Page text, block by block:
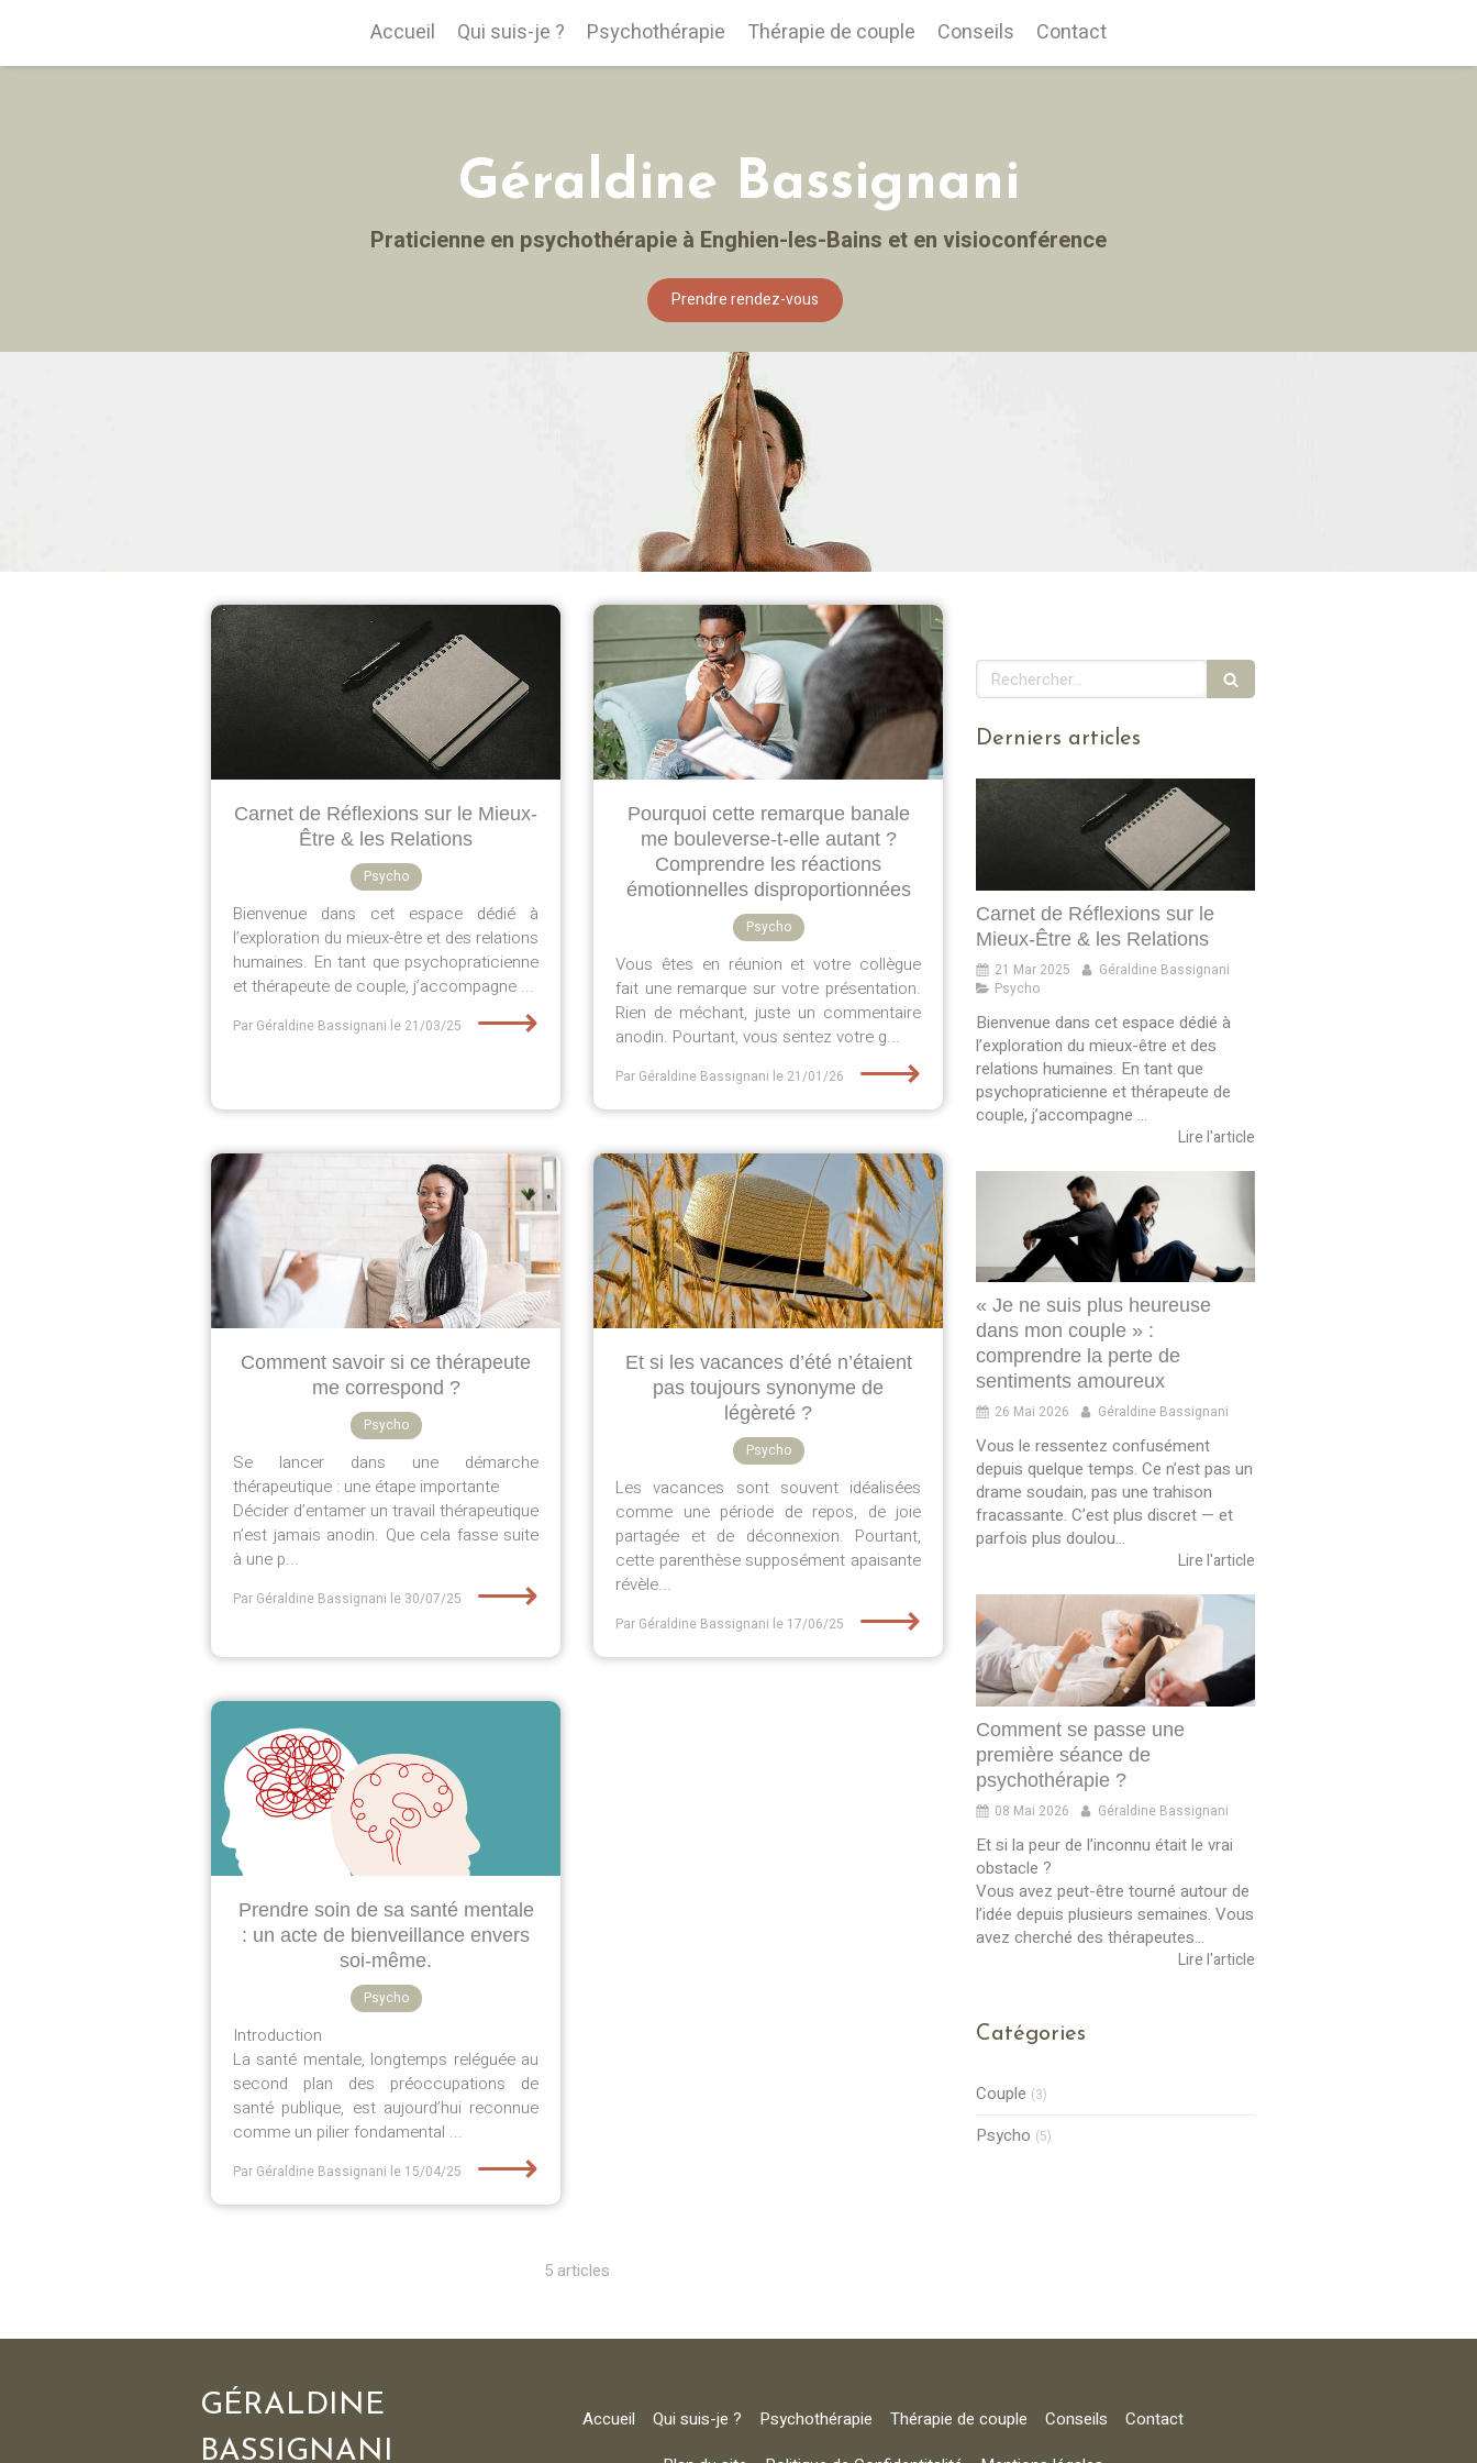
Accueil Qui suis-je ? Psychothérapie Thérapie de couple Conseils Contact
Géraldine Bassignani
Praticienne en psychothérapie à Enghien-les-Bains et en visioconférence
Prendre rendez-vous
Carnet de Réflexions sur le Mieux-
Être & les Relations
Psycho
Bienvenue dans cet espace dédié à
l’exploration du mieux-être et des relations
humaines. En tant que psychopraticienne
et thérapeute de couple, j’accompagne ...
Par Géraldine Bassignani le 21/03/25 ⟶
Pourquoi cette remarque banale
me bouleverse-t-elle autant ?
Comprendre les réactions
émotionnelles disproportionnées
Psycho
Vous êtes en réunion et votre collègue
fait une remarque sur votre présentation.
Rien de méchant, juste un commentaire
anodin. Pourtant, vous sentez votre g...
Par Géraldine Bassignani le 21/01/26 ⟶
Comment savoir si ce thérapeute
me correspond ?
Psycho
Se lancer dans une démarche
thérapeutique : une étape importante
Décider d’entamer un travail thérapeutique
n’est jamais anodin. Que cela fasse suite
à une p...
Par Géraldine Bassignani le 30/07/25 ⟶
Et si les vacances d’été n’étaient
pas toujours synonyme de
légèreté ?
Psycho
Les vacances sont souvent idéalisées
comme une période de repos, de joie
partagée et de déconnexion. Pourtant,
cette parenthèse supposément apaisante
révèle...
Par Géraldine Bassignani le 17/06/25 ⟶
Prendre soin de sa santé mentale
: un acte de bienveillance envers
soi-même.
Psycho
Introduction
La santé mentale, longtemps reléguée au
second plan des préoccupations de
santé publique, est aujourd’hui reconnue
comme un pilier fondamental ...
Par Géraldine Bassignani le 15/04/25 ⟶
5 articles
Rechercher
Derniers articles
Carnet de Réflexions sur le
Mieux-Être & les Relations
21 Mar 2025
Géraldine Bassignani
Psycho
Bienvenue dans cet espace dédié à
l’exploration du mieux-être et des
relations humaines. En tant que
psychopraticienne et thérapeute de
couple, j’accompagne ...
Lire l'article
« Je ne suis plus heureuse
dans mon couple » :
comprendre la perte de
sentiments amoureux
26 Mai 2026 Géraldine Bassignani
Vous le ressentez confusément
depuis quelque temps. Ce n’est pas un
drame soudain, pas une trahison
fracassante. C’est plus discret — et
parfois plus doulou...
Lire l'article
Comment se passe une
première séance de
psychothérapie ?
08 Mai 2026 Géraldine Bassignani
Et si la peur de l’inconnu était le vrai
obstacle ?
Vous avez peut-être tourné autour de
l’idée depuis plusieurs semaines. Vous
avez cherché des thérapeutes...
Lire l'article
Catégories
Couple (3)
Psycho (5)
GÉRALDINE
BASSIGNANI
Accueil Qui suis-je ? Psychothérapie Thérapie de couple Conseils
Contact